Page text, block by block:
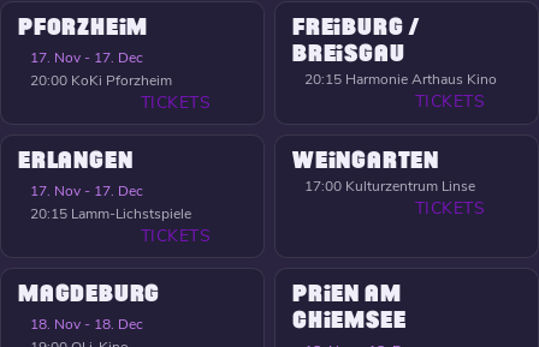
PFORZHEIM
17. Nov - 17. Dec
20:00 KoKi Pforzheim
TICKETS
FREIBURG /
BREISGAU
20:15 Harmonie Arthaus Kino
TICKETS
ERLANGEN
17. Nov - 17. Dec
20:15 Lamm-Lichstspiele
TICKETS
WEINGARTEN
17:00 Kulturzentrum Linse
TICKETS
MAGDEBURG
18. Nov - 18. Dec
PRIEN AM
CHIEMSEE